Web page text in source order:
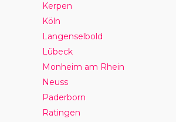
Kerpen
Köln
Langenselbold
Lübeck
Monheim am Rhein
Neuss
Paderborn
Ratingen